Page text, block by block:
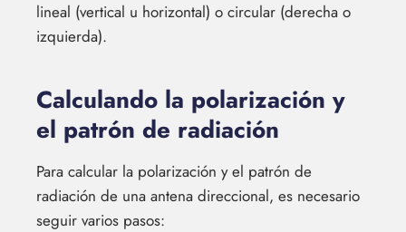
lineal (vertical u horizontal) o circular (derecha o
izquierda).
Calculando la polarización y
el patrón de radiación
Para calcular la polarización y el patrón de
radiación de una antena direccional, es necesario
seguir varios pasos: